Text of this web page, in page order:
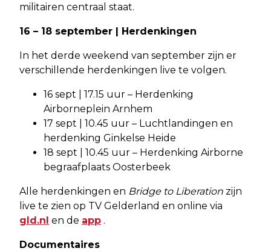
militairen centraal staat.
16 – 18 september | Herdenkingen
In het derde weekend van september zijn er
verschillende herdenkingen live te volgen.
16 sept | 17.15 uur – Herdenking
Airborneplein Arnhem
17 sept | 10.45 uur – Luchtlandingen en
herdenking Ginkelse Heide
18 sept | 10.45 uur – Herdenking Airborne
begraafplaats Oosterbeek
Alle herdenkingen en Bridge to Liberation zijn
live te zien op TV Gelderland en online via
gld.nl en de app .
Documentaires